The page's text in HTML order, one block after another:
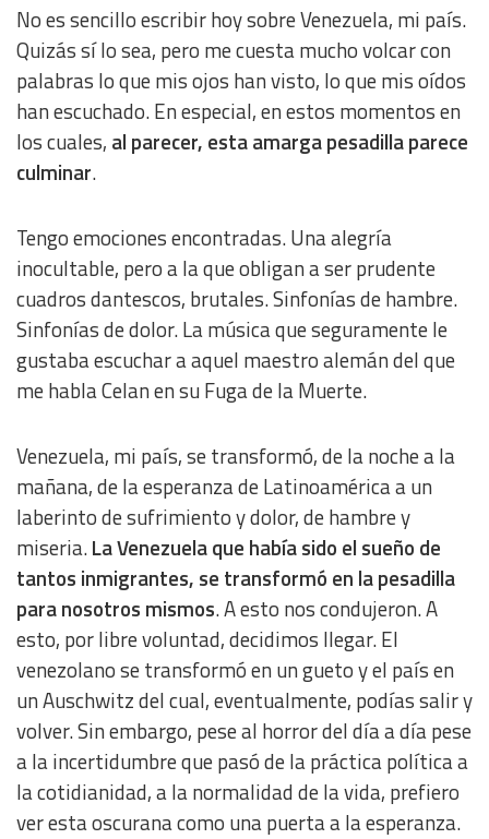
No es sencillo escribir hoy sobre Venezuela, mi país.
Quizás sí lo sea, pero me cuesta mucho volcar con
palabras lo que mis ojos han visto, lo que mis oídos
han escuchado. En especial, en estos momentos en
los cuales, al parecer, esta amarga pesadilla parece
culminar.
Tengo emociones encontradas. Una alegría
inocultable, pero a la que obligan a ser prudente
cuadros dantescos, brutales. Sinfonías de hambre.
Sinfonías de dolor. La música que seguramente le
gustaba escuchar a aquel maestro alemán del que
me habla Celan en su Fuga de la Muerte.
Venezuela, mi país, se transformó, de la noche a la
mañana, de la esperanza de Latinoamérica a un
laberinto de sufrimiento y dolor, de hambre y
miseria.La Venezuela que había sido el sueño de
tantos inmigrantes, se transformó en la pesadilla
para nosotros mismos. A esto nos condujeron. A
esto, por libre voluntad, decidimos llegar. El
venezolano se transformó en un gueto y el país en
un Auschwitz del cual, eventualmente, podías salir y
volver. Sin embargo, pese al horror del día a día pese
a la incertidumbre que pasó de la práctica política a
la cotidianidad, a la normalidad de la vida, prefiero
ver esta oscurana como una puerta a la esperanza.